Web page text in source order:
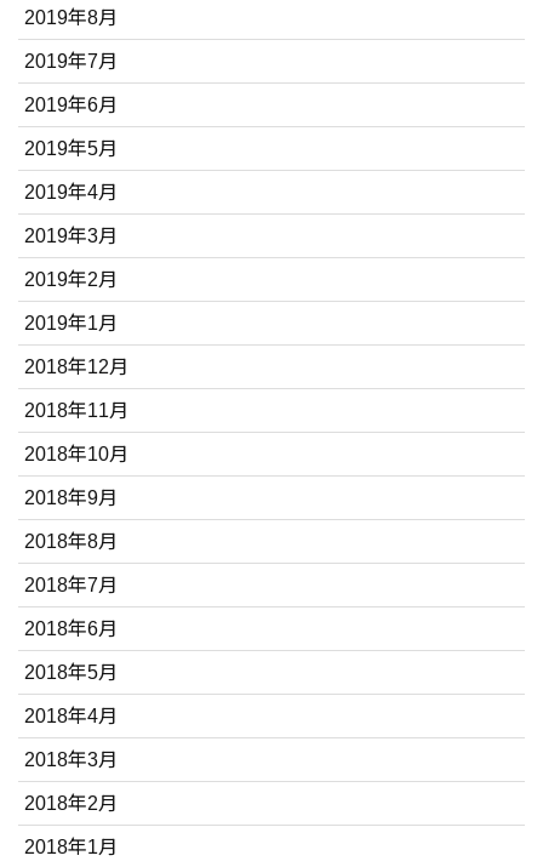
2019年8月
2019年7月
2019年6月
2019年5月
2019年4月
2019年3月
2019年2月
2019年1月
2018年12月
2018年11月
2018年10月
2018年9月
2018年8月
2018年7月
2018年6月
2018年5月
2018年4月
2018年3月
2018年2月
2018年1月